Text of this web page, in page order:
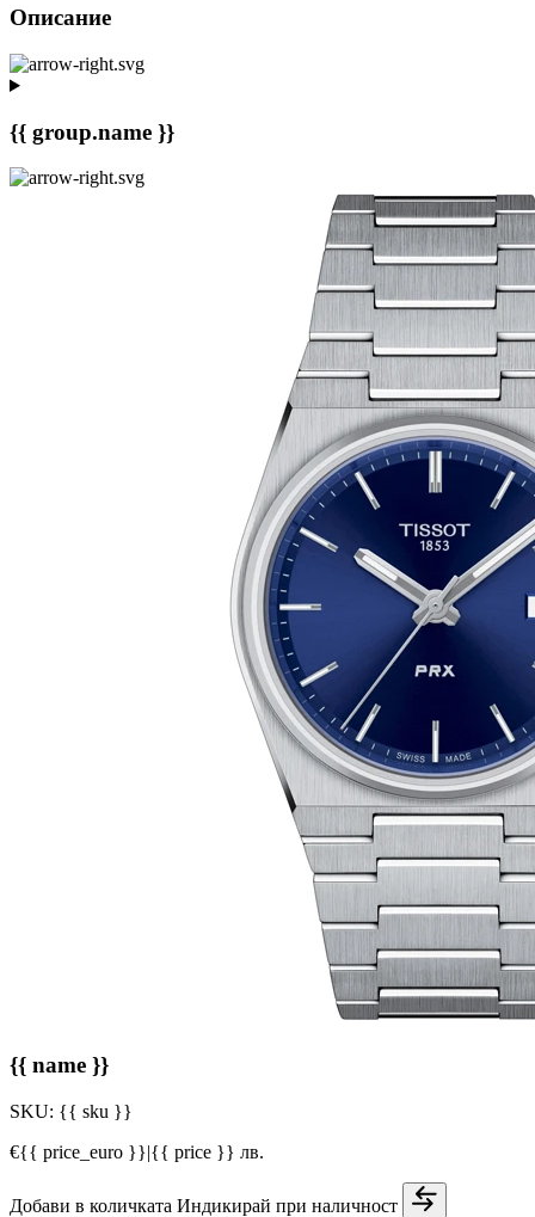
Описание
{{ group.name }}
{{ name }}
SKU: {{ sku }}
€{{ price_euro }}|{{ price }} лв.
Добави в количката Индикирай при наличност